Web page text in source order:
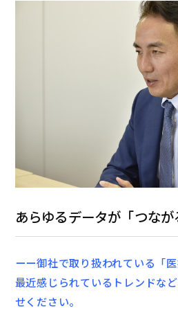
あらゆるデータが「つな
ーー御社で取り扱われている「
最近感じられているトレンドな
せください。